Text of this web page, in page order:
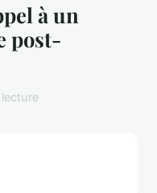
à un
post-